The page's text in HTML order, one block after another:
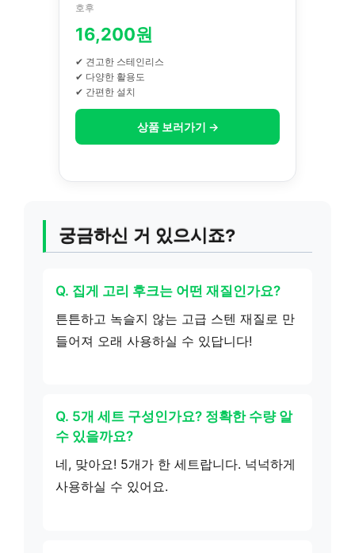
호후
16,200원
✔ 견고한 스테인리스
✔ 다양한 활용도
✔ 간편한 설치
상품 보러가기 →
궁금하신 거 있으시죠?
Q. 집게 고리 후크는 어떤 재질인가요?
튼튼하고 녹슬지 않는 고급 스텐 재질로 만
들어져 오래 사용하실 수 있답니다!
Q. 5개 세트 구성인가요? 정확한 수량 알
수 있을까요?
네, 맞아요! 5개가 한 세트랍니다. 넉넉하게
사용하실 수 있어요.